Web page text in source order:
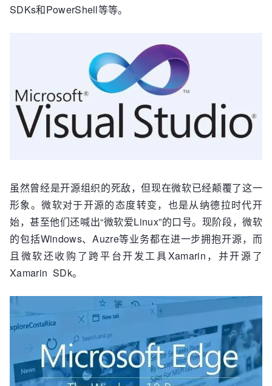
SDKs和PowerShell等等。
虽然曾经是开源组织的死敌，但现在微软已经颠覆了这一
形象。微软对于开源的态度转变，也是从纳德拉时代开
始，甚至他们还喊出“微软爱Linux”的口号。现阶段，微软
的包括Windows、Auzre等业务都在进一步拥抱开源，而
且微软还收购了跨平台开发工具Xamarin，并开源了
Xamarin SDk。